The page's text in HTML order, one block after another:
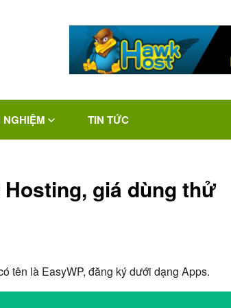
NGHIỆM TIN TỨC
giá dùng thử
tên là EasyWP, đăng ký dưới dạng Apps.